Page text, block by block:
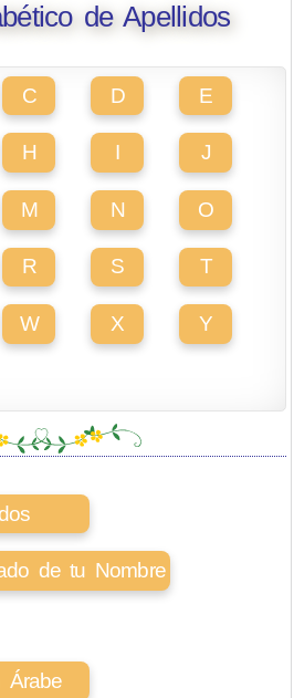
de Apellidos
C D E
H I J
M N O
R S T
W X Y
de tu Nombre
Árabe